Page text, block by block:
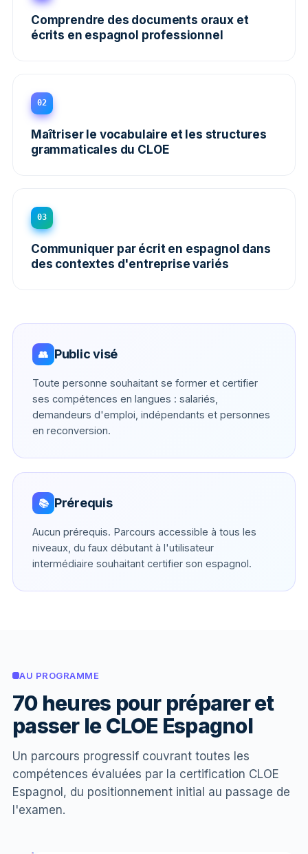
Comprendre des documents oraux et
écrits en espagnol professionnel
02
Maîtriser le vocabulaire et les structures
grammaticales du CLOE
03
Communiquer par écrit en espagnol dans
des contextes d'entreprise variés
👥 Public visé
Toute personne souhaitant se former et certifier
ses compétences en langues : salariés,
demandeurs d'emploi, indépendants et personnes
en reconversion.
📚 Prérequis
Aucun prérequis. Parcours accessible à tous les
niveaux, du faux débutant à l'utilisateur
intermédiaire souhaitant certifier son espagnol.
AU PROGRAMME
70 heures pour préparer et
passer le CLOE Espagnol
Un parcours progressif couvrant toutes les
compétences évaluées par la certification CLOE
Espagnol, du positionnement initial au passage de
l'examen.